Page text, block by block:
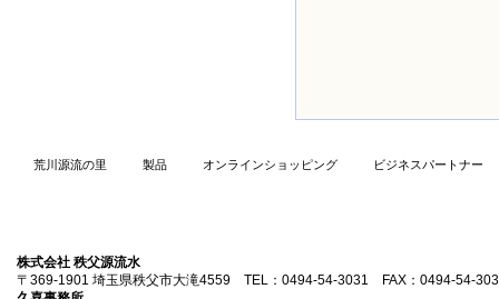
荒川源流の里 製品 オンラインショッピング ビジネスパートナー
株式会社 秩父源流水
〒369-1901 埼玉県秩父市大滝4559 TEL：0494-54-3031 FAX：0494-54-